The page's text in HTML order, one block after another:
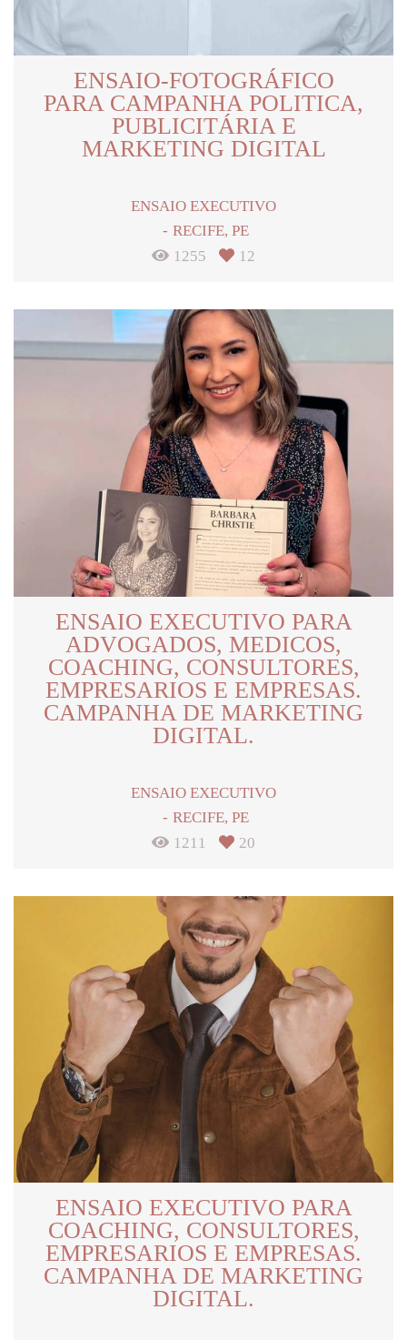
ENSAIO-FOTOGRÁFICO
PARA CAMPANHA POLITICA,
PUBLICITÁRIA E
MARKETING DIGITAL
ENSAIO EXECUTIVO
RECIFE, PE
1255
12
ENSAIO EXECUTIVO PARA
ADVOGADOS, MEDICOS,
COACHING, CONSULTORES,
EMPRESARIOS E EMPRESAS.
CAMPANHA DE MARKETING
DIGITAL.
ENSAIO EXECUTIVO
RECIFE, PE
1211
20
ENSAIO EXECUTIVO PARA
COACHING, CONSULTORES,
EMPRESARIOS E EMPRESAS.
CAMPANHA DE MARKETING
DIGITAL.